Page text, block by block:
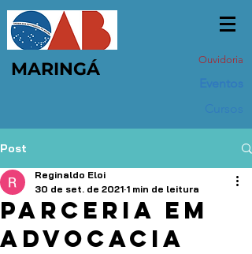
MARINGÁ Ouvidoria
Post
Parceria em
advocacia
Reginaldo Eloi
30 de set. de 2021 1 min de leitura